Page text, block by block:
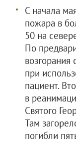
С начала
пожара в
50 на
По
возгорания
при
пациент.
в
Святого
Там
погибли